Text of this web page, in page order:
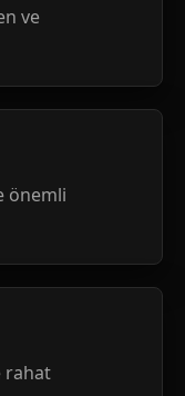
ve
önemli
rahat